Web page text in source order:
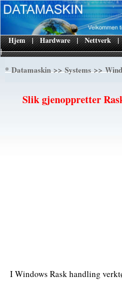
|
Hjem | Hardware | Nettverk |
*Datamaskin>>Systems>>
Slik gjenoppretter
I Windows Rask handling